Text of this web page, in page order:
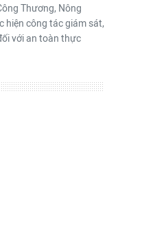
Thương, Nông
hiện công tác giám sát,
với an toàn thực